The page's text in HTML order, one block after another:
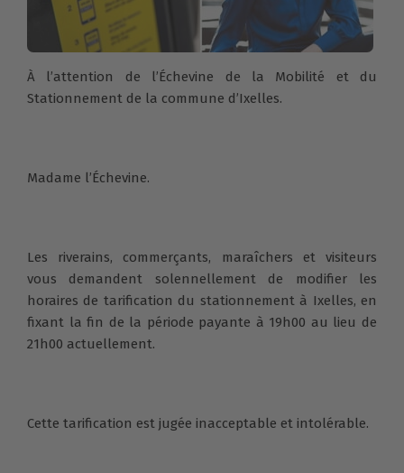
À l’attention de l’Échevine de la Mobilité et du
Stationnement de la commune d’Ixelles.
Madame l’Échevine.
Les riverains, commerçants, maraîchers et visiteurs
vous demandent solennellement de modifier les
horaires de tarification du stationnement à Ixelles, en
fixant la fin de la période payante à 19h00 au lieu de
21h00 actuellement.
Cette tarification est jugée inacceptable et intolérable.